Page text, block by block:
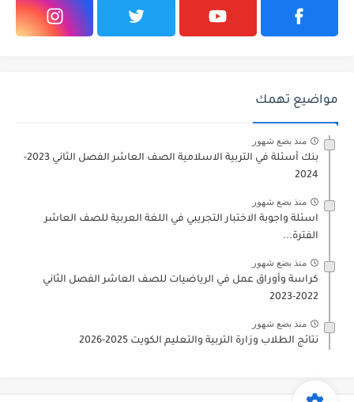
مواضيع تهمك
منذ بضع شهور
بنك أسئلة في التربية الاسلامية الصف العاشر الفصل الثاني 2023-
2024
منذ بضع شهور
اسئلة واجوبة الاختبار التجريبي في اللغة العربية للصف العاشر
الفترة...
منذ بضع شهور
كراسة وأوراق عمل في الرياضيات للصف العاشر الفصل الثاني
2022-2023
منذ بضع شهور
نتائج الطلاب وزارة التربية والتعليم الكويت 2025-2026